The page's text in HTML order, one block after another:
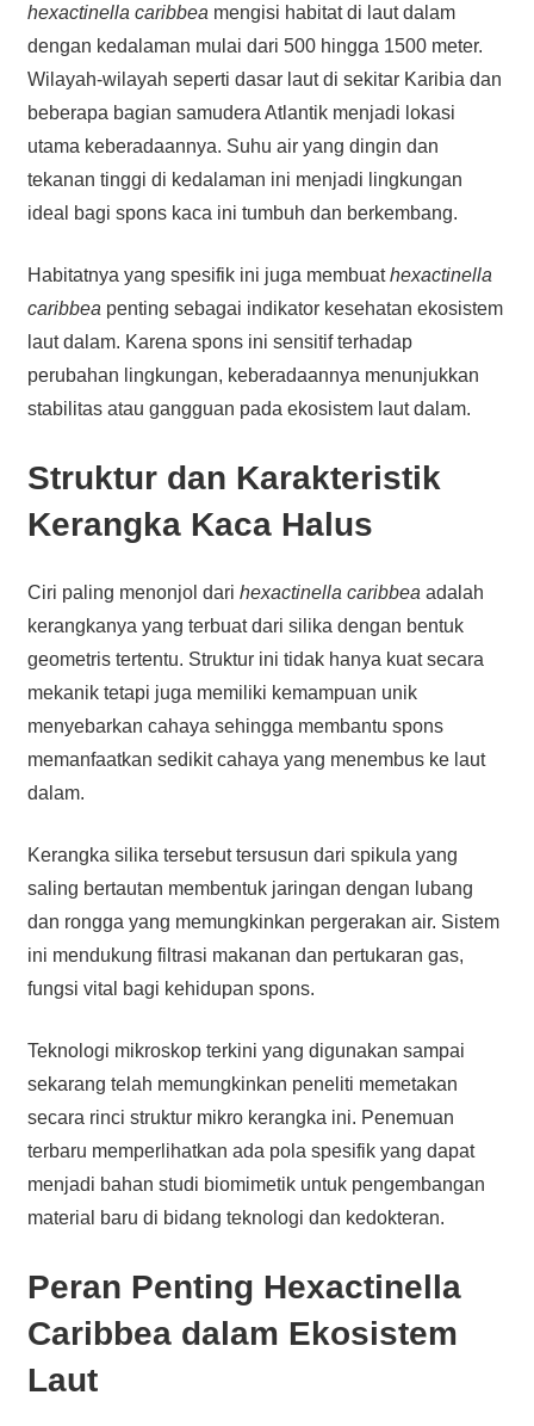
hexactinella caribbea mengisi habitat di laut dalam
dengan kedalaman mulai dari 500 hingga 1500 meter.
Wilayah-wilayah seperti dasar laut di sekitar Karibia dan
beberapa bagian samudera Atlantik menjadi lokasi
utama keberadaannya. Suhu air yang dingin dan
tekanan tinggi di kedalaman ini menjadi lingkungan
ideal bagi spons kaca ini tumbuh dan berkembang.
Habitatnya yang spesifik ini juga membuathexactinella
caribbea penting sebagai indikator kesehatan ekosistem
laut dalam. Karena spons ini sensitif terhadap
perubahan lingkungan, keberadaannya menunjukkan
stabilitas atau gangguan pada ekosistem laut dalam.
Struktur dan Karakteristik
Kerangka Kaca Halus
Ciri paling menonjol dari hexactinella caribbea adalah
kerangkanya yang terbuat dari silika dengan bentuk
geometris tertentu. Struktur ini tidak hanya kuat secara
mekanik tetapi juga memiliki kemampuan unik
menyebarkan cahaya sehingga membantu spons
memanfaatkan sedikit cahaya yang menembus ke laut
dalam.
Kerangka silika tersebut tersusun dari spikula yang
saling bertautan membentuk jaringan dengan lubang
dan rongga yang memungkinkan pergerakan air. Sistem
ini mendukung filtrasi makanan dan pertukaran gas,
fungsi vital bagi kehidupan spons.
Teknologi mikroskop terkini yang digunakan sampai
sekarang telah memungkinkan peneliti memetakan
secara rinci struktur mikro kerangka ini. Penemuan
terbaru memperlihatkan ada pola spesifik yang dapat
menjadi bahan studi biomimetik untuk pengembangan
material baru di bidang teknologi dan kedokteran.
Peran Penting Hexactinella
Caribbea dalam Ekosistem
Laut